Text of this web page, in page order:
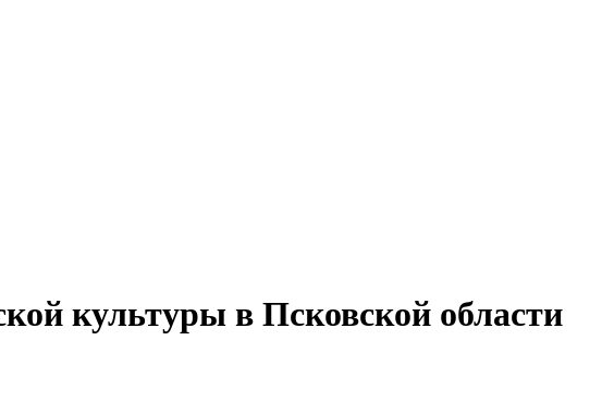
культуры в Псковской области